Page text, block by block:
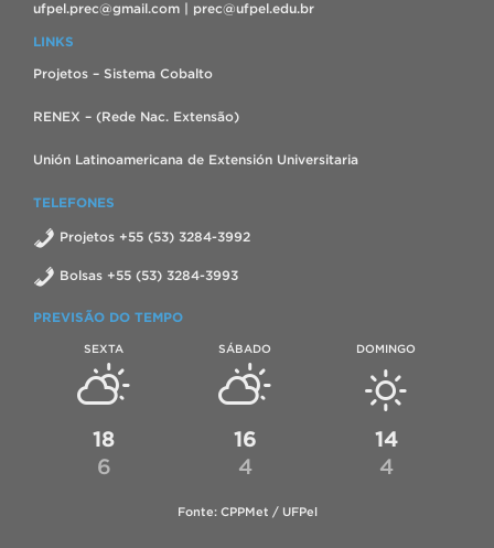
ufpel.prec@gmail.com | prec@ufpel.edu.br
LINKS
Projetos – Sistema Cobalto
RENEX – (Rede Nac. Extensão)
Unión Latinoamericana de Extensión Universitaria
TELEFONES
Projetos +55 (53) 3284-3992
Bolsas +55 (53) 3284-3993
PREVISÃO DO TEMPO
SEXTA
18
6
SÁBADO
16
4
DOMINGO
14
4
Fonte: CPPMet / UFPel